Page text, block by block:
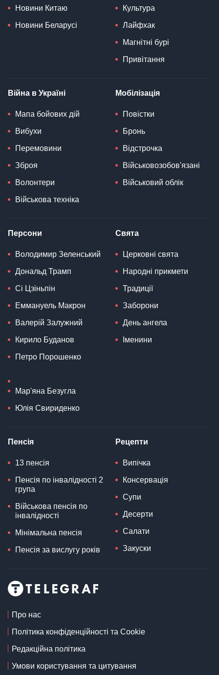
Новини Китаю
Новини Беларусі
Культура
Лайфхак
Магнітні бурі
Привітання
Війна в Україні
Мапа бойових дій
Вибухи
Перемовини
Зброя
Волонтери
Військова техніка
Мобілізація
Повістки
Бронь
Відстрочка
Військовозобов'язані
Військовий облік
Персони
Володимир Зеленський
Дональд Трамп
Сі Цзіньпін
Еммануель Макрон
Валерій Залужний
Кирило Буданов
Петро Порошенко
Мар'яна Безугла
Юлія Свириденко
Свята
Церковні свята
Народні прикмети
Традиції
Заборони
День ангела
Іменини
Пенсія
13 пенсія
Пенсія по інвалідності 2
група
Військова пенсія по
інвалідності
Мінімальна пенсія
Пенсія за вислугу років
Рецепти
Випічка
Консервація
Супи
Десерти
Салати
Закуски
Про нас
Політика конфіденційності та Cookie
Редакційна політика
Умови користування та цитування